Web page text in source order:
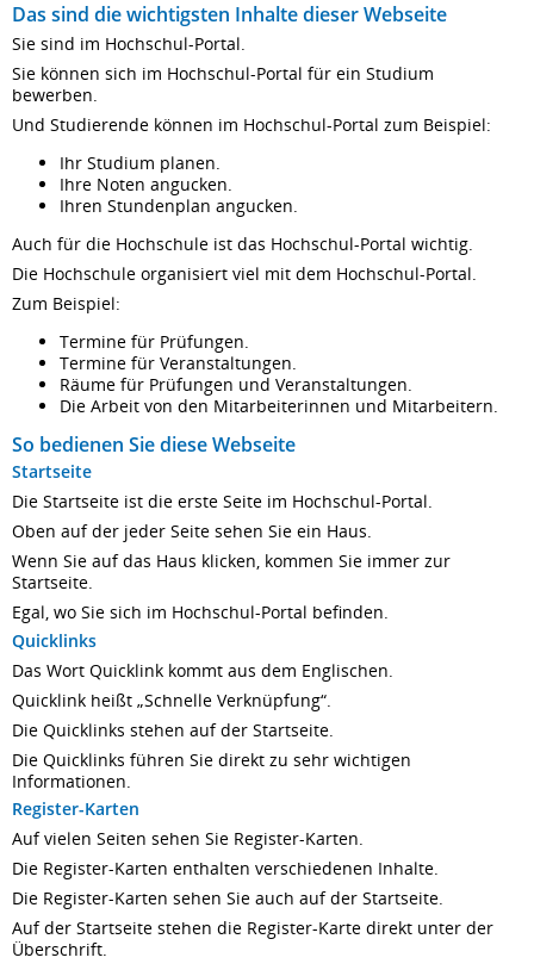
Das sind die wichtigsten Inhalte dieser Webseite
Sie sind im Hochschul-Portal.
Sie können sich im Hochschul-Portal für ein Studium
bewerben.
Und Studierende können im Hochschul-Portal zum Beispiel:
Ihr Studium planen.
Ihre Noten angucken.
Ihren Stundenplan angucken.
Auch für die Hochschule ist das Hochschul-Portal wichtig.
Die Hochschule organisiert viel mit dem Hochschul-Portal.
Zum Beispiel:
Termine für Prüfungen.
Termine für Veranstaltungen.
Räume für Prüfungen und Veranstaltungen.
Die Arbeit von den Mitarbeiterinnen und Mitarbeitern.
So bedienen Sie diese Webseite
Startseite
Die Startseite ist die erste Seite im Hochschul-Portal.
Oben auf der jeder Seite sehen Sie ein Haus.
Wenn Sie auf das Haus klicken, kommen Sie immer zur
Startseite.
Egal, wo Sie sich im Hochschul-Portal befinden.
Quicklinks
Das Wort Quicklink kommt aus dem Englischen.
Quicklink heißt „Schnelle Verknüpfung“.
Die Quicklinks stehen auf der Startseite.
Die Quicklinks führen Sie direkt zu sehr wichtigen
Informationen.
Register-Karten
Auf vielen Seiten sehen Sie Register-Karten.
Die Register-Karten enthalten verschiedenen Inhalte.
Die Register-Karten sehen Sie auch auf der Startseite.
Auf der Startseite stehen die Register-Karte direkt unter der
Überschrift.